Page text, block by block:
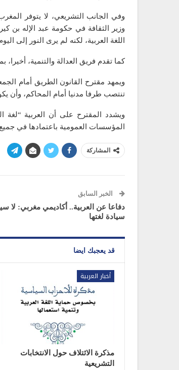
وفي الجانب التشريعي، لا يتوفر
اللغة العربية، لكنه لم يرى النور إلى
كما تقدم فريق العدالة والتنمية،
ويمهد مقترح القانون الطريق أمام
تنتصب طرفا مدنيا أمام المحاكم، وأن
ويشدد المقترح على أن العربية “لغة
المؤسسات العمومية باعتمادها في جميع
المشاركة
الخبر السابق
دفاعا عن العربية.. أكاديمي مغربي: لا
سيادة لغتها
قد يعجبك ايضا
أخبار العربية
مذكرة الائتلاف حول الانتخابات
التشريعية